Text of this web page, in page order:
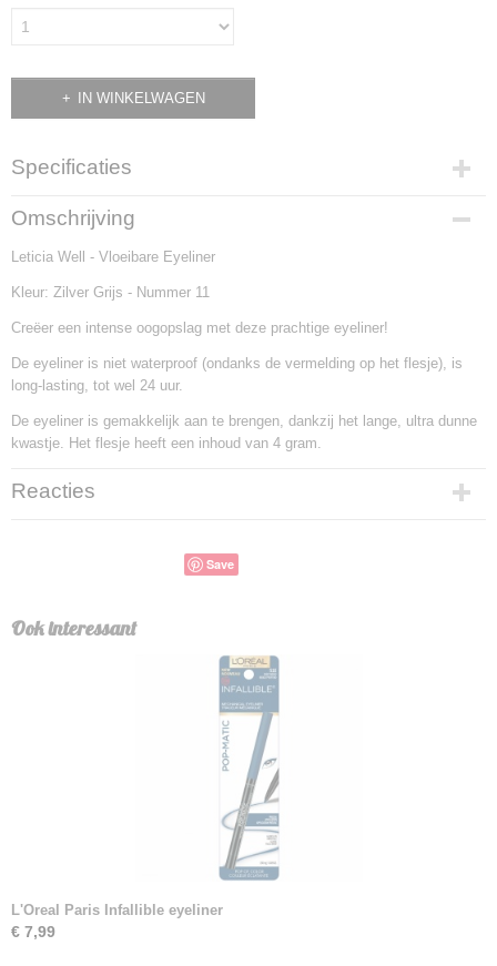
IN WINKELWAGEN
Specificaties
EAN code
8435433209201
Omschrijving
Leticia Well - Vloeibare Eyeliner
Kleur: Zilver Grijs - Nummer 11
Creëer een intense oogopslag met deze prachtige eyeliner!
De eyeliner is niet waterproof (ondanks de vermelding op het flesje), is
long-lasting, tot wel 24 uur.
De eyeliner is gemakkelijk aan te brengen, dankzij het lange, ultra dunne
kwastje. Het flesje heeft een inhoud van 4 gram.
Reacties
Save
Ook interessant
L'Oreal Paris Infallible eyeliner
€ 7,99